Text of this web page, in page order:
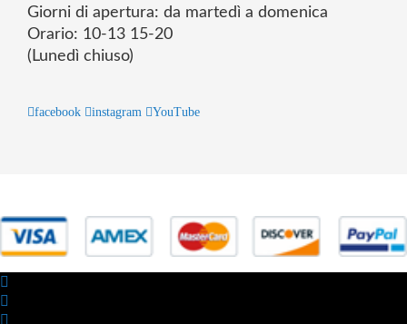
Giorni di apertura: da martedì a domenica
Orario: 10-13 15-20
(Lunedì chiuso)
facebook instagram YouTube